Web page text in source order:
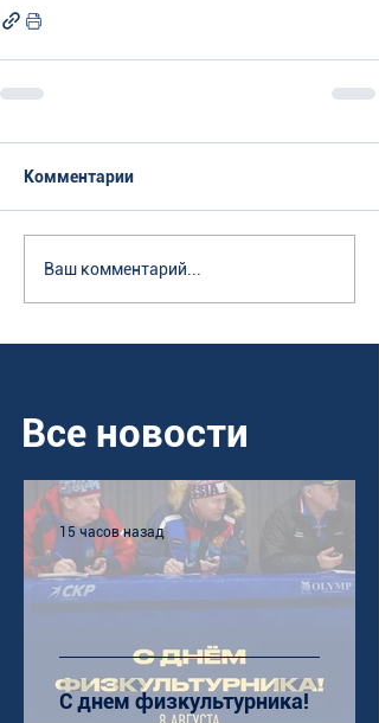
Комментарии
Ваш комментарий...
Все новости
С днем физкультурника!
15 часов назад